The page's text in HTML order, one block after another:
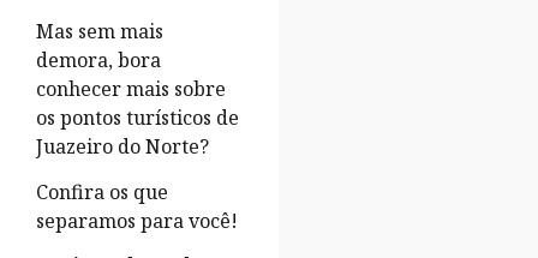
Mas sem mais
demora, bora
conhecer mais sobre
os pontos turísticos de
Juazeiro do Norte?
Confira os que
separamos para você!